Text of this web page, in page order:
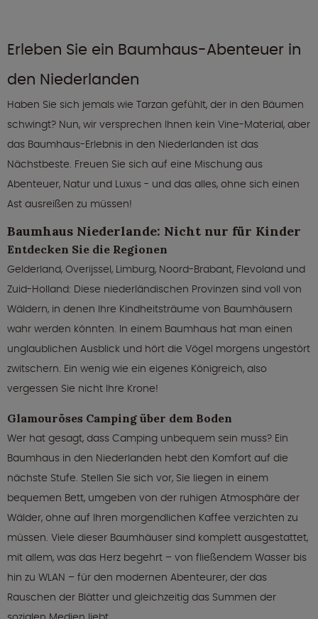
Erleben Sie ein Baumhaus-Abenteuer in
den Niederlanden
Haben Sie sich jemals wie Tarzan gefühlt, der in den Bäumen
schwingt? Nun, wir versprechen Ihnen kein Vine-Material, aber
das Baumhaus-Erlebnis in den Niederlanden ist das
Nächstbeste. Freuen Sie sich auf eine Mischung aus
Abenteuer, Natur und Luxus - und das alles, ohne sich einen
Ast ausreißen zu müssen!
Baumhaus Niederlande: Nicht nur für Kinder
Entdecken Sie die Regionen
Gelderland, Overijssel, Limburg, Noord-Brabant, Flevoland und
Zuid-Holland: Diese niederländischen Provinzen sind voll von
Wäldern, in denen Ihre Kindheitsträume von Baumhäusern
wahr werden könnten. In einem Baumhaus hat man einen
unglaublichen Ausblick und hört die Vögel morgens ungestört
zwitschern. Ein wenig wie ein eigenes Königreich, also
vergessen Sie nicht Ihre Krone!
Glamouröses Camping über dem Boden
Wer hat gesagt, dass Camping unbequem sein muss? Ein
Baumhaus in den Niederlanden hebt den Komfort auf die
nächste Stufe. Stellen Sie sich vor, Sie liegen in einem
bequemen Bett, umgeben von der ruhigen Atmosphäre der
Wälder, ohne auf Ihren morgendlichen Kaffee verzichten zu
müssen. Viele dieser Baumhäuser sind komplett ausgestattet,
mit allem, was das Herz begehrt – von fließendem Wasser bis
hin zu WLAN – für den modernen Abenteurer, der das
Rauschen der Blätter und gleichzeitig das Summen der